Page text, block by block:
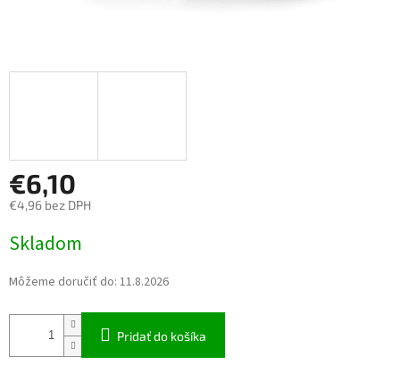
€6,10
€4,96 bez DPH
Skladom
Môžeme doručiť do: 11.8.2026
Pridať do košíka